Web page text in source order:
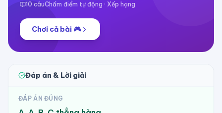
10 câuChấm điểm tự động · Xếp hạng
Chơi cả bài 🎮
Đáp án & Lời giải
ĐÁP ÁN ĐÚNG